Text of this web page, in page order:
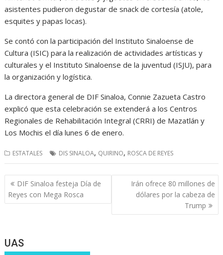
asistentes pudieron degustar de snack de cortesía (atole,
esquites y papas locas).
Se contó con la participación del Instituto Sinaloense de
Cultura (ISIC) para la realización de actividades artísticas y
culturales y el Instituto Sinaloense de la juventud (ISJU), para
la organización y logística.
La directora general de DIF Sinaloa, Connie Zazueta Castro
explicó que esta celebración se extenderá a los Centros
Regionales de Rehabilitación Integral (CRRI) de Mazatlán y
Los Mochis el día lunes 6 de enero.
ESTATALES DIS SINALOA, QUIRINO, ROSCA DE REYES
Navegación
de
entradas
DIF Sinaloa festeja Día de
Reyes con Mega Rosca
Irán ofrece 80 millones de
dólares por la cabeza de
Trump
UAS